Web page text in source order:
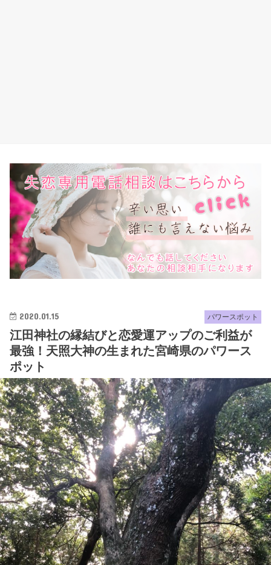
パワースポット
2020.01.15
江田神社の縁結びと恋愛運アップのご利益が
最強！天照大神の生まれた宮崎県のパワース
ポット